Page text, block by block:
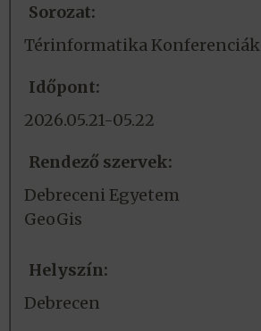
Sorozat:
Térinformatika Konferenciák
Időpont:
2026.05.21-05.22
Rendező szervek:
Debreceni Egyetem
GeoGis
Helyszín:
Debrecen